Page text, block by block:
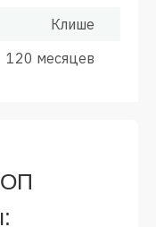
Клише
120 месяцев